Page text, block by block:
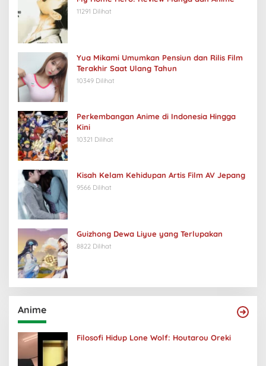
11291 Dilihat
Yua Mikami Umumkan Pensiun dan Rilis Film
Terakhir Saat Ulang Tahun
10349 Dilihat
Perkembangan Anime di Indonesia Hingga
Kini
10321 Dilihat
Kisah Kelam Kehidupan Artis Film AV Jepang
9566 Dilihat
Guizhong Dewa Liyue yang Terlupakan
8822 Dilihat
Anime
Filosofi Hidup Lone Wolf: Houtarou Oreki